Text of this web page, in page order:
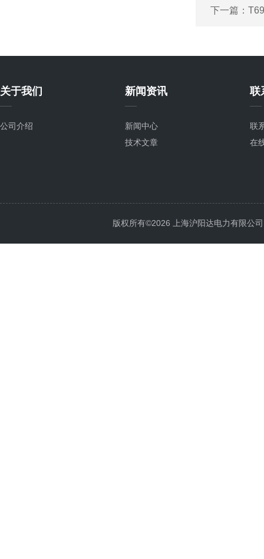
下一篇：
关于我们
公司介绍
新闻资讯
新闻中心
技术文章
联
联
在
版权所有©2026 上海沪阳达电力有限公